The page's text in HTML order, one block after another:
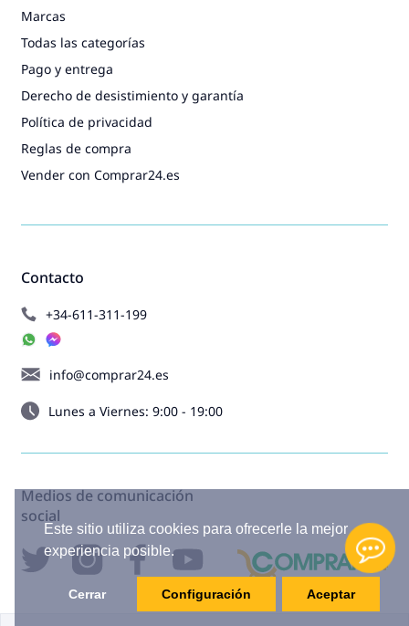
Este sitio utiliza cookies para ofrecerle la mejor
experiencia posible.
Cerrar Configuración Aceptar
Contacto
+34-611-311-199
info@comprar24.es
Lunes a Viernes: 9:00 - 19:00
Marcas
Todas las categorías
Pago y entrega
Derecho de desistimiento y garantía
Política de privacidad
Reglas de compra
Vender con Comprar24.es
Medios de comunicación
social